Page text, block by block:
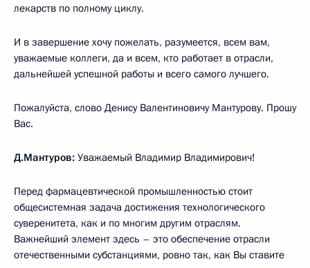
лекарств по полному циклу.
И в завершение хочу пожелать, разумеется, всем вам,
уважаемые коллеги, да и всем, кто работает в отрасли,
дальнейшей успешной работы и всего самого лучшего.
Пожалуйста, слово Денису Валентиновичу Мантурову. Прошу
Вас.
Д.Мантуров: Уважаемый Владимир Владимирович!
Перед фармацевтической промышленностью стоит
общесистемная задача достижения технологического
суверенитета, как и по многим другим отраслям.
Важнейший элемент здесь – это обеспечение отрасли
отечественными субстанциями, ровно так, как Вы ставите